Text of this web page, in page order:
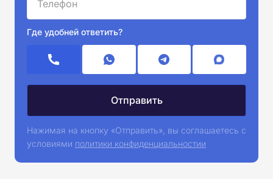
Где удобней ответить?
Нажимая на кнопку «Отправить», вы соглашаетесь с
условиями политики конфиденциальностии